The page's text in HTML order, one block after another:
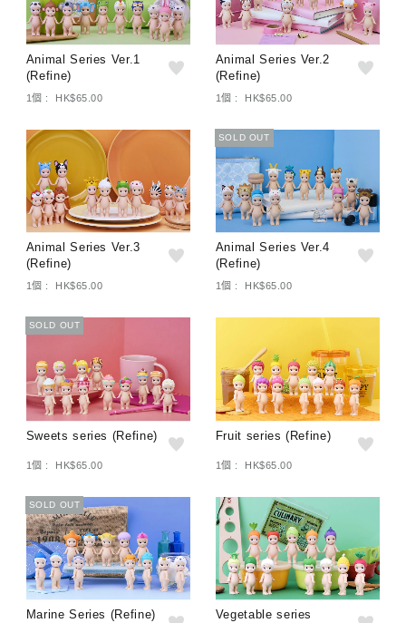
Animal Series Ver.1
(Refine)
1個 : HK$65.00
Animal Series Ver.2
(Refine)
1個 : HK$65.00
Animal Series Ver.3
(Refine)
1個 : HK$65.00
SOLD OUT
Animal Series Ver.4
(Refine)
1個 : HK$65.00
SOLD OUT
Sweets series (Refine)
1個 : HK$65.00
Fruit series (Refine)
1個 : HK$65.00
SOLD OUT
Marine Series (Refine)
Vegetable series